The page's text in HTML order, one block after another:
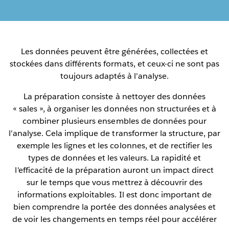
Les données peuvent être générées, collectées et
stockées dans différents formats, et ceux-ci ne sont pas
toujours adaptés à l'analyse.
La préparation consiste à nettoyer des données
« sales », à organiser les données non structurées et à
combiner plusieurs ensembles de données pour
l'analyse. Cela implique de transformer la structure, par
exemple les lignes et les colonnes, et de rectifier les
types de données et les valeurs. La rapidité et
l'efficacité de la préparation auront un impact direct
sur le temps que vous mettrez à découvrir des
informations exploitables. Il est donc important de
bien comprendre la portée des données analysées et
de voir les changements en temps réel pour accélérer